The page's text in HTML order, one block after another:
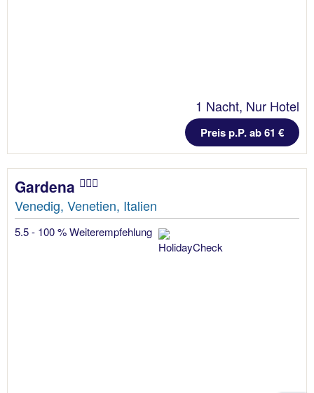
1 Nacht, Nur Hotel
Preis p.P. ab 61 €
Gardena
Venedig, Venetien, Italien
5.5 - 100 % Weiterempfehlung